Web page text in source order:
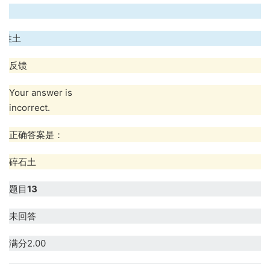
性土
反馈
Your answer is
incorrect.
正确答案是：
碎石土
题目13
未回答
满分2.00